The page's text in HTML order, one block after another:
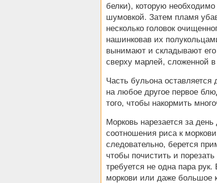
белки), которую
шумовкой. Затем пламя
несколько головок
нашинковав их
вынимают и складывают
сверху марлей, сложенной
Часть бульона
на любое другое первое
того, чтобы накормить
Морковь нарезается за
соотношения риса к
следовательно, берется
чтобы почистить и
требуется не одна пара
моркови или даже большое